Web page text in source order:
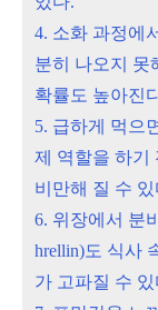
4. 소화 과정에
분히 나오지 못
확률도 높아진
5. 급하게 먹으
제 역할을 하기
비만해 질 수 있
6. 위장에서 분
hrellin)도 식사
가 고파질 수 있